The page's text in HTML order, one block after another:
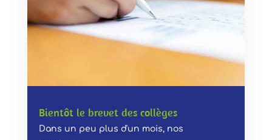
Bientôt le brevet des collèges
Dans un peu plus d'un mois, nos